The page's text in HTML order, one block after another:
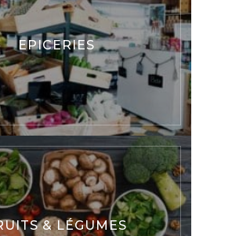
EPICERIES
& LÉGUMES